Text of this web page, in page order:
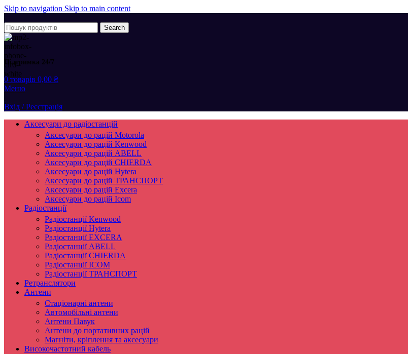
Skip to navigation Skip to main content
Search
Підтримка 24/7
0 товарів 0,00 ₴
Меню
Вхід / Реєстрація
Аксесуари до радіостанцій
Аксесуари до рацій Motorola
Аксесуари до рацій Kenwood
Аксесуари до рацій ABELL
Аксесуари до рацій CHIERDA
Аксесуари до рацій Hytera
Аксесуари до рацій ТРАНСПОРТ
Аксесуари до рацій Excera
Аксесуари до рацій Icom
Радіостанції
Радіостанції Kenwood
Радіостанції Hytera
Радіостанції EXCERA
Радіостанції ABELL
Радіостанції CHIERDA
Радіостанції ICOM
Радіостанції ТРАНСПОРТ
Ретранслятори
Антени
Стаціонарні антени
Автомобільні антени
Антени Павук
Антени до портативних рацій
Магніти, кріплення та аксесуари
Високочастотний кабель